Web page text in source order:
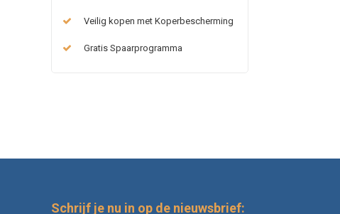
Veilig kopen met Koperbescherming
Gratis Spaarprogramma
Schrijf je nu in op de nieuwsbrief: